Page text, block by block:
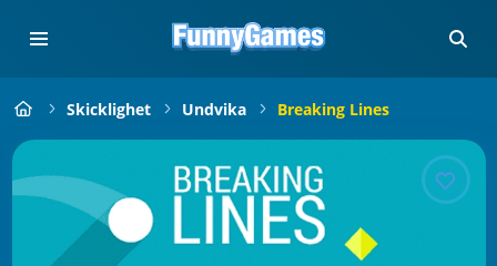
Skicklighet Undvika Breaking Lines